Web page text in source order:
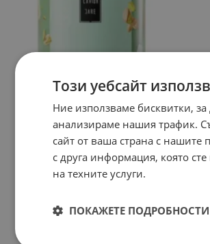
Този уебсайт
Ние използваме бисквитки,
анализираме нашия трафик.
сайт от ваша страна с
с друга информация, която
на техните услуги.
ПОКАЖЕТЕ ПОДРОБНОСТИ